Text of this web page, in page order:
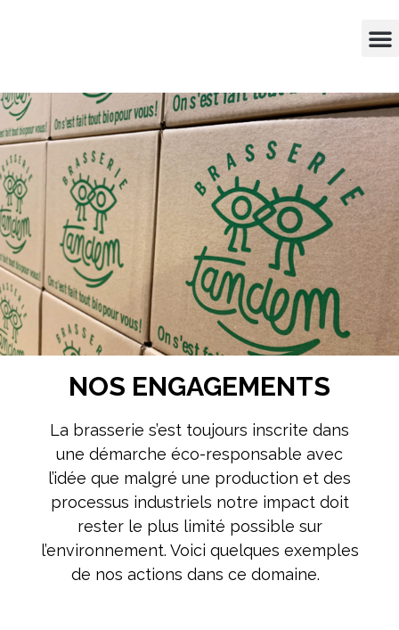
NOS ENGAGEMENTS
La brasserie s’est toujours inscrite dans
une démarche éco-responsable avec
l’idée que malgré une production et des
processus industriels notre impact doit
rester le plus limité possible sur
l’environnement. Voici quelques exemples
de nos actions dans ce domaine.